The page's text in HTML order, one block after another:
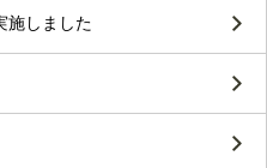
施しました